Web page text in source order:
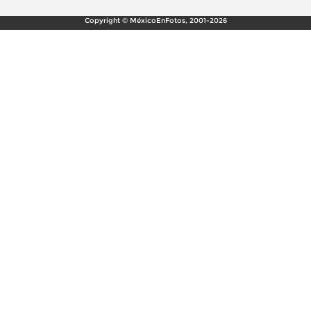
Copyright © MéxicoEnFotos, 2001-2026